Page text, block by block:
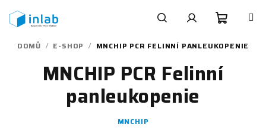
obsah
košík
DOMŮ / E-SHOP / MNCHIP PCR FELINNÍ PANLEUKOPENIE
MNCHIP PCR Felinní
panleukopenie
MNCHIP